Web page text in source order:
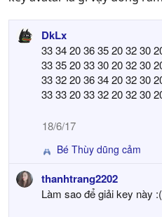
DkLx
33 34 20 36 35 20 32 30
33 35 20 33 30 20 32 30
33 32 20 36 34 20 32 30
33 33 20 33 32 20 32 30
18/6/17
R
a
c
Bé Thùy dũng cảm
thanhtrang2202
Làm sao để giải key này :(